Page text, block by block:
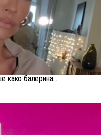
како балерина...